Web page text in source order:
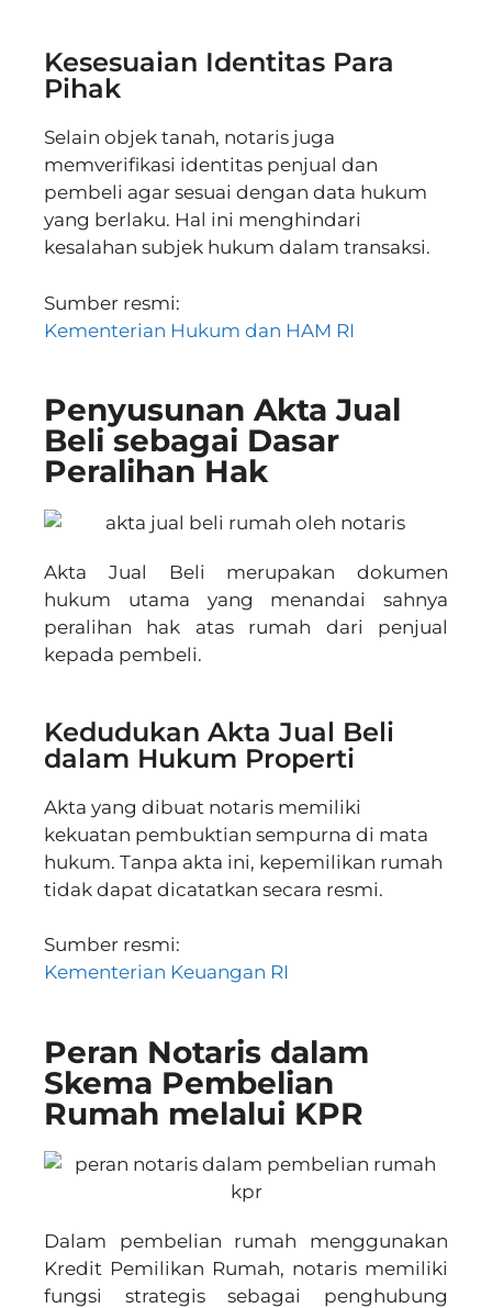
Kesesuaian Identitas Para
Pihak
Selain objek tanah, notaris juga
memverifikasi identitas penjual dan
pembeli agar sesuai dengan data hukum
yang berlaku. Hal ini menghindari
kesalahan subjek hukum dalam transaksi.
Sumber resmi:
Kementerian Hukum dan HAM RI
Penyusunan Akta Jual
Beli sebagai Dasar
Peralihan Hak
Akta Jual Beli merupakan dokumen
hukum utama yang menandai sahnya
peralihan hak atas rumah dari penjual
kepada pembeli.
Kedudukan Akta Jual Beli
dalam Hukum Properti
Akta yang dibuat notaris memiliki
kekuatan pembuktian sempurna di mata
hukum. Tanpa akta ini, kepemilikan rumah
tidak dapat dicatatkan secara resmi.
Sumber resmi:
Kementerian Keuangan RI
Peran Notaris dalam
Skema Pembelian
Rumah melalui KPR
Dalam pembelian rumah menggunakan
Kredit Pemilikan Rumah, notaris memiliki
fungsi strategis sebagai penghubung